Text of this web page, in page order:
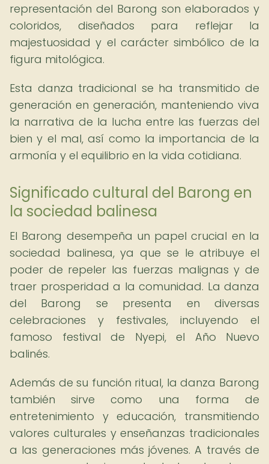
representación del Barong son elaborados y
coloridos, diseñados para reflejar la
majestuosidad y el carácter simbólico de la
figura mitológica.
Esta danza tradicional se ha transmitido de
generación en generación, manteniendo viva
la narrativa de la lucha entre las fuerzas del
bien y el mal, así como la importancia de la
armonía y el equilibrio en la vida cotidiana.
Significado cultural del Barong en
la sociedad balinesa
El Barong desempeña un papel crucial en la
sociedad balinesa, ya que se le atribuye el
poder de repeler las fuerzas malignas y de
traer prosperidad a la comunidad. La danza
del Barong se presenta en diversas
celebraciones y festivales, incluyendo el
famoso festival de Nyepi, el Año Nuevo
balinés.
Además de su función ritual, la danza Barong
también sirve como una forma de
entretenimiento y educación, transmitiendo
valores culturales y enseñanzas tradicionales
a las generaciones más jóvenes. A través de